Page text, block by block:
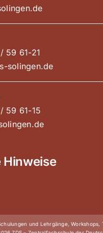
59 61-21
solingen.de
59 61-15
Hinweise
und Lehrgänge, Workshops,